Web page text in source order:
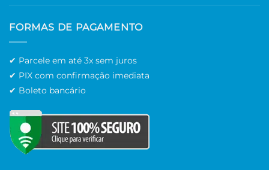
FORMAS DE PAGAMENTO
✔ Parcele em até 3x sem juros
✔ PIX com confirmação imediata
✔ Boleto bancário